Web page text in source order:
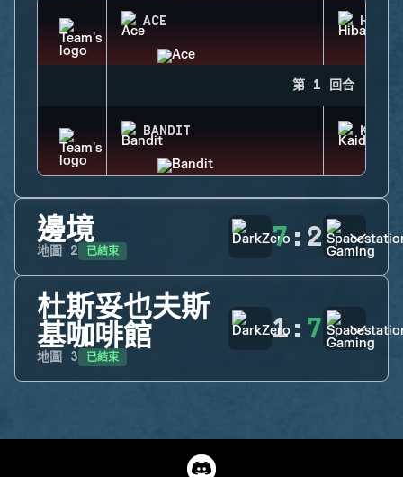
ACE
第 1 回合
BANDIT KAID
邊境
地圖 2 已結束 7: 2
杜斯妥也夫斯
基咖啡館
地圖 3 已結束
1: 7